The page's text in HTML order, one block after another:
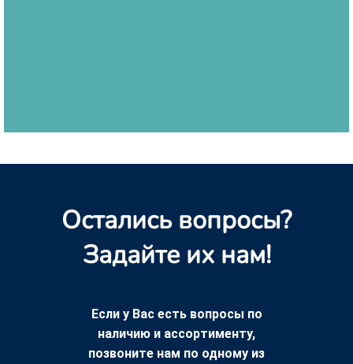
Остались вопросы?
Задайте их нам!
Если у Вас есть вопросы по
наличию и ассортименту,
позвоните нам по одному из